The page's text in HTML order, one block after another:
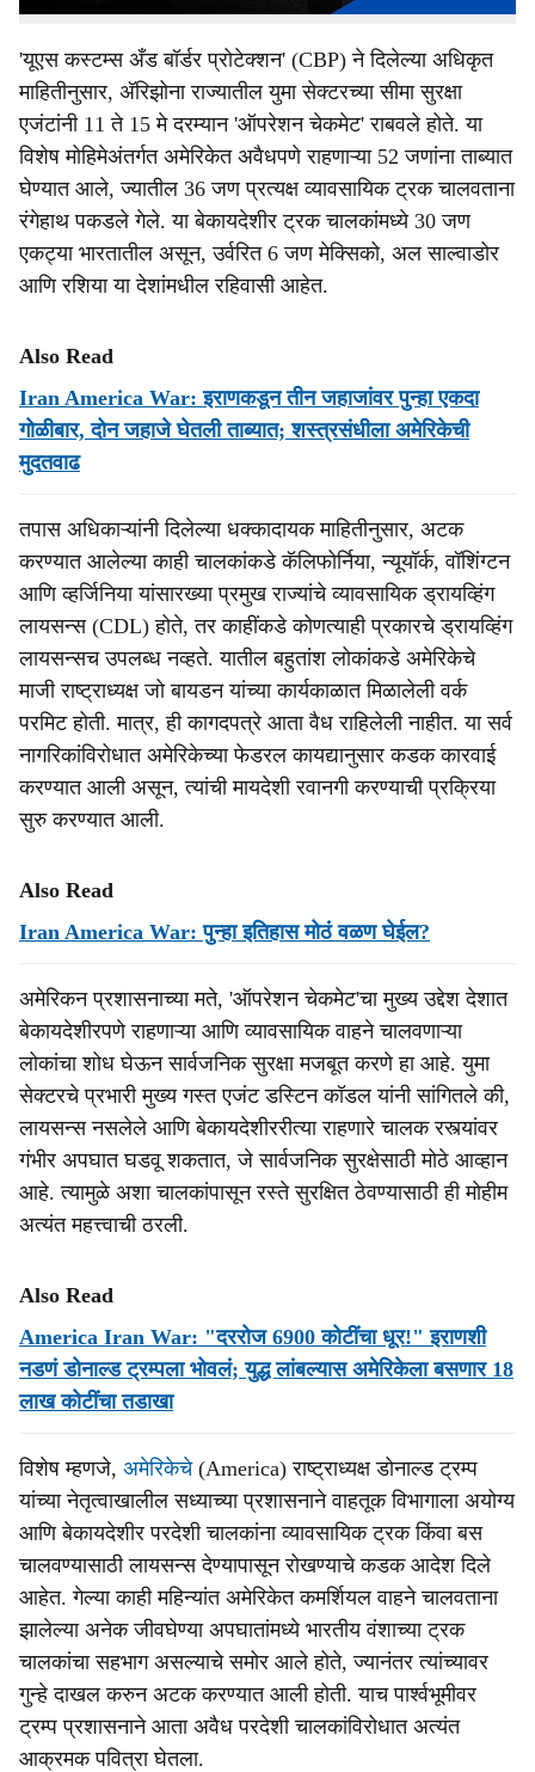
'यूएस कस्टम्स अँड बॉर्डर प्रोटेक्शन' (CBP) ने दिलेल्या अधिकृत
माहितीनुसार, अ‍ॅरिझोना राज्यातील युमा सेक्टरच्या सीमा सुरक्षा
एजंटांनी 11 ते 15 मे दरम्यान 'ऑपरेशन चेकमेट' राबवले होते. या
विशेष मोहिमेअंतर्गत अमेरिकेत अवैधपणे राहणाऱ्या 52 जणांना ताब्यात
घेण्यात आले, ज्यातील 36 जण प्रत्यक्ष व्यावसायिक ट्रक चालवताना
रंगेहाथ पकडले गेले. या बेकायदेशीर ट्रक चालकांमध्ये 30 जण
एकट्या भारतातील असून, उर्वरित 6 जण मेक्सिको, अल साल्वाडोर
आणि रशिया या देशांमधील रहिवासी आहेत.
Also Read
Iran America War: इराणकडून तीन जहाजांवर पुन्हा एकदा
गोळीबार, दोन जहाजे घेतली ताब्‍यात; शस्त्रसंधीला अमेरिकेची
मुदतवाढ
तपास अधिकाऱ्यांनी दिलेल्या धक्कादायक माहितीनुसार, अटक
करण्यात आलेल्या काही चालकांकडे कॅलिफोर्निया, न्यूयॉर्क, वॉशिंग्टन
आणि व्हर्जिनिया यांसारख्या प्रमुख राज्यांचे व्यावसायिक ड्रायव्हिंग
लायसन्स (CDL) होते, तर काहींकडे कोणत्याही प्रकारचे ड्रायव्हिंग
लायसन्सच उपलब्ध नव्हते. यातील बहुतांश लोकांकडे अमेरिकेचे
माजी राष्ट्राध्यक्ष जो बायडन यांच्या कार्यकाळात मिळालेली वर्क
परमिट होती. मात्र, ही कागदपत्रे आता वैध राहिलेली नाहीत. या सर्व
नागरिकांविरोधात अमेरिकेच्या फेडरल कायद्यानुसार कडक कारवाई
करण्यात आली असून, त्यांची मायदेशी रवानगी करण्याची प्रक्रिया
सुरु करण्यात आली.
Also Read
Iran America War: पुन्हा इतिहास मोठं वळण घेईल?
अमेरिकन प्रशासनाच्या मते, 'ऑपरेशन चेकमेट'चा मुख्य उद्देश देशात
बेकायदेशीरपणे राहणाऱ्या आणि व्यावसायिक वाहने चालवणाऱ्या
लोकांचा शोध घेऊन सार्वजनिक सुरक्षा मजबूत करणे हा आहे. युमा
सेक्टरचे प्रभारी मुख्य गस्त एजंट डस्टिन कॉडल यांनी सांगितले की,
लायसन्स नसलेले आणि बेकायदेशीररीत्या राहणारे चालक रस्त्यांवर
गंभीर अपघात घडवू शकतात, जे सार्वजनिक सुरक्षेसाठी मोठे आव्हान
आहे. त्यामुळे अशा चालकांपासून रस्ते सुरक्षित ठेवण्यासाठी ही मोहीम
अत्यंत महत्त्वाची ठरली.
Also Read
America Iran War: "दररोज 6900 कोटींचा धूर!" इराणशी
नडणं डोनाल्ड ट्रम्पला भोवलं; युद्ध लांबल्यास अमेरिकेला बसणार 18
लाख कोटींचा तडाखा
विशेष म्हणजे, अमेरिकेचे(America) राष्ट्राध्यक्ष डोनाल्ड ट्रम्प
यांच्या नेतृत्वाखालील सध्याच्या प्रशासनाने वाहतूक विभागाला अयोग्य
आणि बेकायदेशीर परदेशी चालकांना व्यावसायिक ट्रक किंवा बस
चालवण्यासाठी लायसन्स देण्यापासून रोखण्याचे कडक आदेश दिले
आहेत. गेल्या काही महिन्यांत अमेरिकेत कमर्शियल वाहने चालवताना
झालेल्या अनेक जीवघेण्या अपघातांमध्ये भारतीय वंशाच्या ट्रक
चालकांचा सहभाग असल्याचे समोर आले होते, ज्यानंतर त्यांच्यावर
गुन्हे दाखल करुन अटक करण्यात आली होती. याच पार्श्वभूमीवर
ट्रम्प प्रशासनाने आता अवैध परदेशी चालकांविरोधात अत्यंत
आक्रमक पवित्रा घेतला.